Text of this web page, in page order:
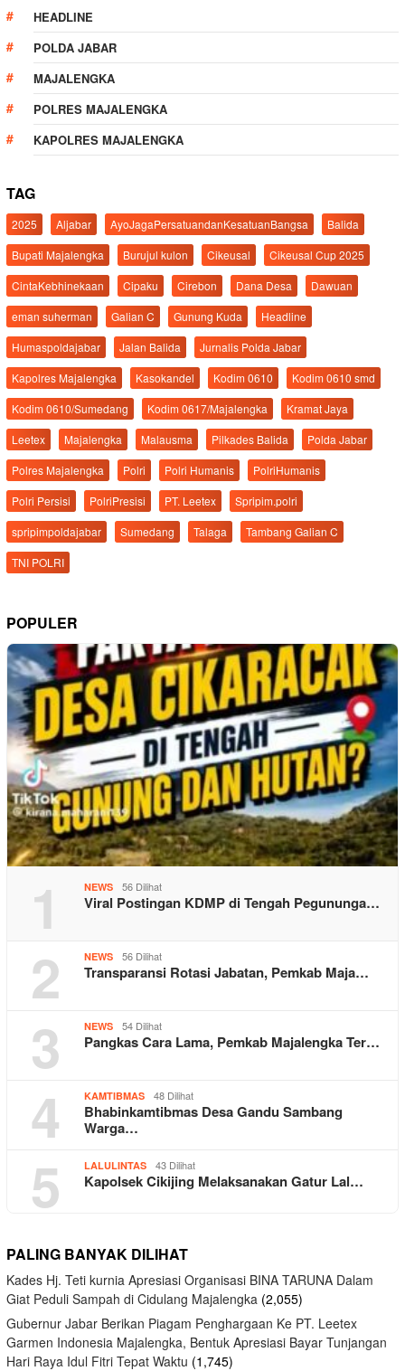
HEADLINE
POLDA JABAR
MAJALENGKA
POLRES MAJALENGKA
KAPOLRES MAJALENGKA
TAG
2025 Aljabar AyoJagaPersatuandanKesatuanBangsa
Balida
Bupati Majalengka
Burujul kulon Cikeusal
Cikeusal Cup 2025
CintaKebhinekaan
Cipaku Cirebon Dana Desa
Dawuan
eman suherman
Galian C Gunung Kuda
Headline
Humaspoldajabar
Jalan Balida
Jurnalis Polda Jabar
Kapolres Majalengka
Kasokandel Kodim 0610
Kodim 0610 smd
Kodim 0610/Sumedang
Kodim 0617/Majalengka
Kramat Jaya
Leetex
Majalengka Malausma Pilkades Balida
Polda Jabar
Polres Majalengka
Polri Polri Humanis
PolriHumanis
Polri Persisi
PolriPresisi PT. Leetex
Spripim.polri
spripimpoldajabar
Sumedang Talaga
Tambang Galian C
TNI POLRI
POPULER
1 NEWS 56 Dilihat
Viral Postingan KDMP di Tengah Pegununga…
2 NEWS 56 Dilihat
Transparansi Rotasi Jabatan, Pemkab Maja…
3 NEWS 54 Dilihat
Pangkas Cara Lama, Pemkab Majalengka Ter…
4 KAMTIBMAS 48 Dilihat
Bhabinkamtibmas Desa Gandu Sambang
Warga…
5 LALULINTAS 43 Dilihat
Kapolsek Cikijing Melaksanakan Gatur Lal…
PALING BANYAK DILIHAT
Kades Hj. Teti kurnia Apresiasi Organisasi BINA TARUNA Dalam
Giat Peduli Sampah di Cidulang Majalengka (2,055)
Gubernur Jabar Berikan Piagam Penghargaan Ke PT. Leetex
Garmen Indonesia Majalengka, Bentuk Apresiasi Bayar Tunjangan
Hari Raya Idul Fitri Tepat Waktu (1,745)